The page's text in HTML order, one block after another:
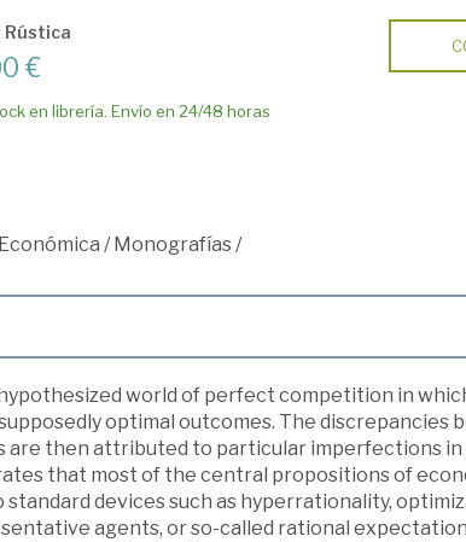
Rústica
€
en librería. Envío en 24/48 horas
/Monografías/
world of perfect competition in
optimal outcomes. The discrepancies
are then attributed to particular imperfections in
that most of the central propositions of
devices such as hyperrationality,
agents, or so-called rational